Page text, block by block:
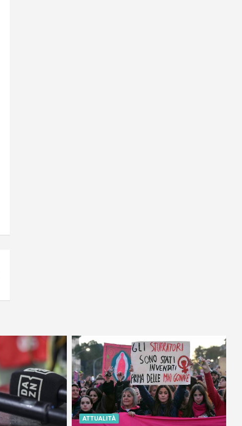
ATTUALITÀ